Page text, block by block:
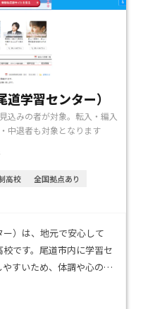
学習センター）
込みの者が対象。転入・編入
中退者も対象となります
高校
全国拠点あり
）は、地元で安心して
です。尾道市内に学習セ
すいため、体調や心の状
力。自宅学習をベース